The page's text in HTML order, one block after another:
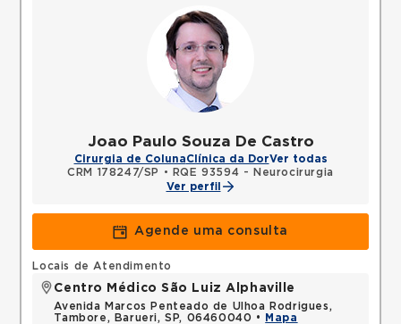
Joao Paulo Souza De Castro
Cirurgia de ColunaClínica da DorVer todas
CRM 178247/SP
•
RQE 93594 - Neurocirurgia
Ver perfil
Agende uma consulta
Locais de Atendimento
Centro Médico São Luiz Alphaville
Avenida Marcos Penteado de Ulhoa Rodrigues,
Tambore, Barueri, SP, 06460040 •
Mapa